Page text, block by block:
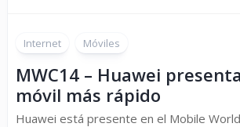
Internet Móviles
MWC14 – Huawei
móvil más rápido
Huawei está presente en el Mobile